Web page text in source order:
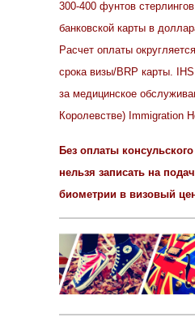
300-400 фунтов
банковской карты в
Расчет оплаты
срока визы/BRP карты.
за медицинское
Королевстве) Immigration
Без оплаты
нельзя записать на
биометрии в визовый